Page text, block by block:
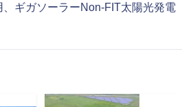
ギガソーラーNon-FIT太陽光発電